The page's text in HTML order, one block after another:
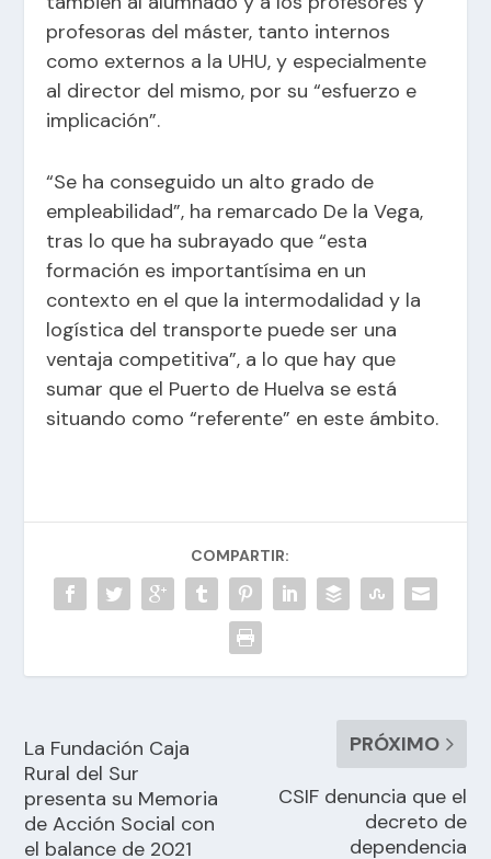
profesoras del máster, tanto internos
como externos a la UHU, y especialmente
al director del mismo, por su “esfuerzo e
implicación”.
“Se ha conseguido un alto grado de
empleabilidad”, ha remarcado De la Vega,
tras lo que ha subrayado que “esta
formación es importantísima en un
contexto en el que la intermodalidad y la
logística del transporte puede ser una
ventaja competitiva”, a lo que hay que
sumar que el Puerto de Huelva se está
situando como “referente” en este ámbito.
COMPARTIR:
La Fundación Caja
Rural del Sur
presenta su Memoria
de Acción Social con
el balance de 2021
PRÓXIMO
CSIF denuncia que el
decreto de
dependencia